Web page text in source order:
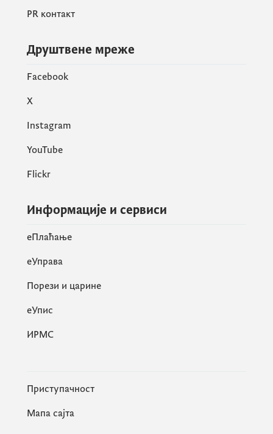
PR контакт
Друштвене мреже
Facebook
X
Instagram
YouTube
Flickr
Информације и сервиси
eПлаћање
еУправа
Порези и царине
eУпис
ИРМС
Приступачност
Мапа сајта